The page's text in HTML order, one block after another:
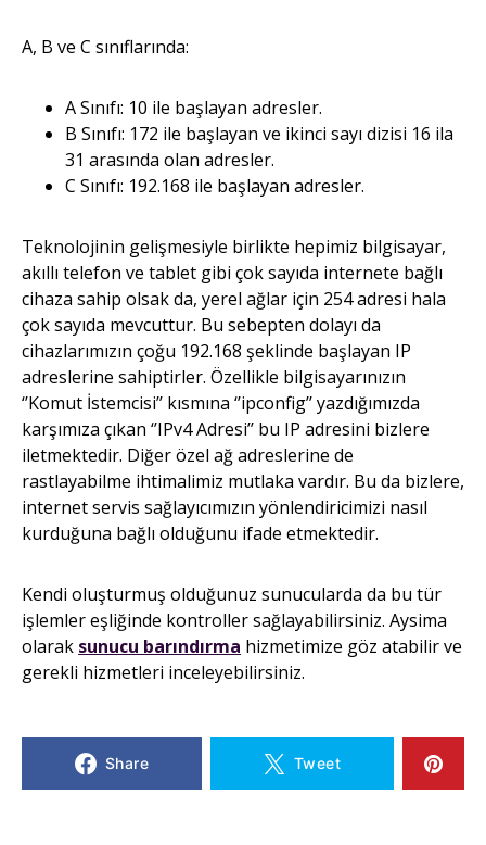
A, B ve C sınıflarında:
A Sınıfı: 10 ile başlayan adresler.
B Sınıfı: 172 ile başlayan ve ikinci sayı dizisi 16 ila
31 arasında olan adresler.
C Sınıfı: 192.168 ile başlayan adresler.
Teknolojinin gelişmesiyle birlikte hepimiz bilgisayar,
akıllı telefon ve tablet gibi çok sayıda internete bağlı
cihaza sahip olsak da, yerel ağlar için 254 adresi hala
çok sayıda mevcuttur. Bu sebepten dolayı da
cihazlarımızın çoğu 192.168 şeklinde başlayan IP
adreslerine sahiptirler. Özellikle bilgisayarınızın
‘’Komut İstemcisi’’ kısmına ‘’ipconfig’’ yazdığımızda
karşımıza çıkan ‘’IPv4 Adresi’’ bu IP adresini bizlere
iletmektedir. Diğer özel ağ adreslerine de
rastlayabilme ihtimalimiz mutlaka vardır. Bu da bizlere,
internet servis sağlayıcımızın yönlendiricimizi nasıl
kurduğuna bağlı olduğunu ifade etmektedir.
Kendi oluşturmuş olduğunuz sunucularda da bu tür
işlemler eşliğinde kontroller sağlayabilirsiniz. Aysima
olarak sunucu barındırma hizmetimize göz atabilir ve
gerekli hizmetleri inceleyebilirsiniz.
Share Tweet